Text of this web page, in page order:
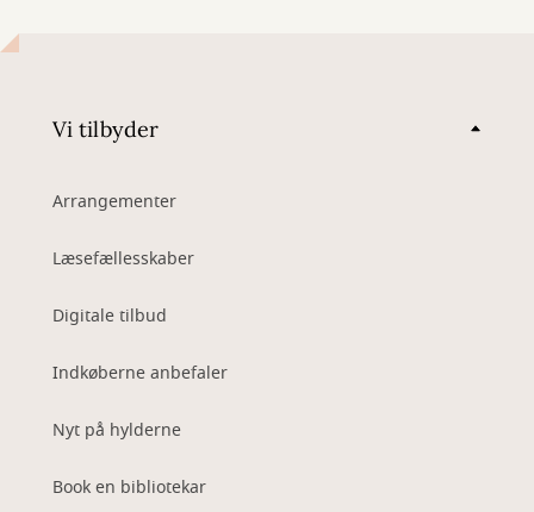
Vi tilbyder
Arrangementer
Læsefællesskaber
Digitale tilbud
Indkøberne anbefaler
Nyt på hylderne
Book en bibliotekar